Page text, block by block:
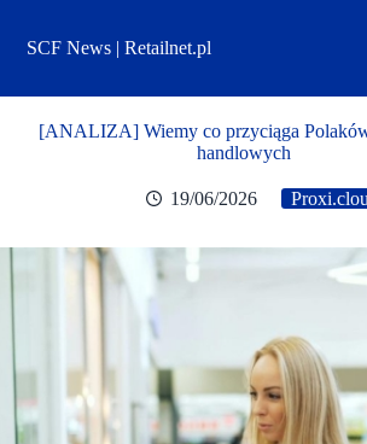
treściSCF News | Retailnet.pl
[ANALIZA] Wiemy co przyciąga
handlowych
19/06/2026